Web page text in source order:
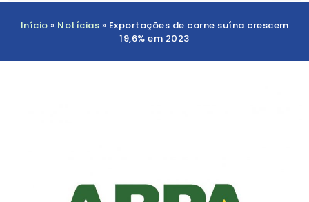
Início » Notícias » Exportações de carne suína crescem
19,6% em 2023